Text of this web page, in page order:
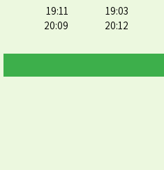
19:03
20:12
19:11
20:09